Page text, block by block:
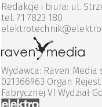
Redakcje i biura: ul.
tel. 71 7823 180
Wydawca: Raven Media
021366963 Organ
Fabrycznej VI Wydział